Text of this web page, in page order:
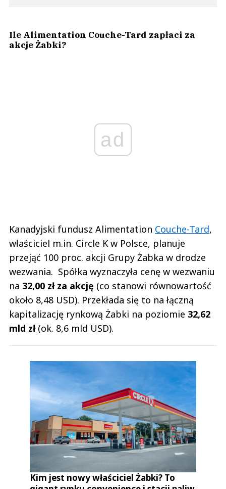
Ile Alimentation Couche-Tard zapłaci za
akcje Żabki?
ad
Kanadyjski fundusz Alimentation Couche-Tard,
właściciel m.in. Circle K w Polsce, planuje
przejąć 100 proc. akcji Grupy Żabka w drodze
wezwania. Spółka wyznaczyła cenę w wezwaniu
na 32,00 zł za akcję (co stanowi równowartość
około 8,48 USD). Przekłada się to na łączną
kapitalizację rynkową Żabki na poziomie 32,62
mld zł(ok. 8,6 mld USD).
Kim jest nowy właściciel Żabki? To